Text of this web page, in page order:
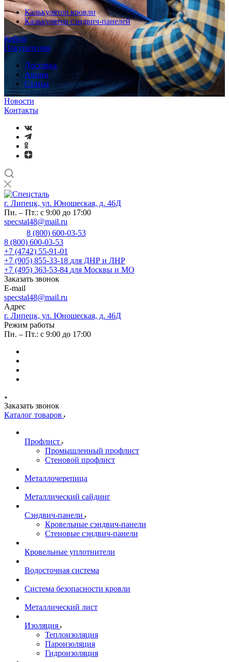
Калькулятор кровли
Калькулятор сэндвич-панелей
Кейсы
Покупателям
Доставка
Акции
Статьи
Новости
Контакты
г. Липецк, ул. Юношеская, д. 46Д
Пн. – Пт.: с 9:00 до 17:00
specstal48@mail.ru
8 (800) 600-03-53
8 (800) 600-03-53
+7 (4742) 55-91-01
+7 (905) 855-33-18 для ДНР и ЛНР
+7 (495) 363-53-84 для Москвы и МО
Заказать звонок
E-mail
specstal48@mail.ru
Адрес
г. Липецк, ул. Юношеская, д. 46Д
Режим работы
Пн. – Пт.: с 9:00 до 17:00
Заказать звонок
Каталог товаров
Профлист
Промышленный профлист
Стеновой профлист
Металлочерепица
Металлический сайдинг
Сэндвич-панели
Кровельные сэндвич-панели
Стеновые сэндвич-панели
Кровельные уплотнители
Водосточная система
Система безопасности кровли
Металлический лист
Изоляция
Теплоизоляция
Пароизоляция
Гидроизоляция